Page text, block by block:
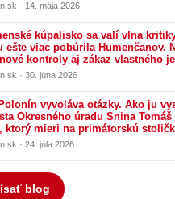
· 14. mája 2026
kúpalisko sa valí vlna
ešte viac pobúrila Humenčanov.
kontroly aj zákaz vlastného
· 30. júna 2026
vyvoláva otázky. Ako ju
Okresného úradu Snina Tomáš
ktorý mieri na primátorskú
· 24. júla 2026
blog